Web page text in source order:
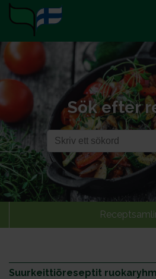
Sök efter
Suurkeittiöreseptit